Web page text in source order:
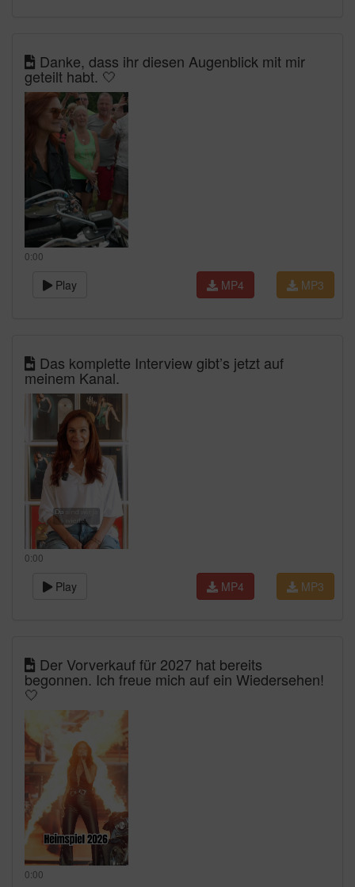
Danke, dass ihr diesen Augenblick mit mir
geteilt habt. 🤍
0:00
Play MP3
MP4
Das komplette Interview gibt’s jetzt auf
meinem Kanal.
0:00
Play MP3
MP4
Der Vorverkauf für 2027 hat bereits
begonnen. Ich freue mich auf ein Wiedersehen!
🤍
0:00